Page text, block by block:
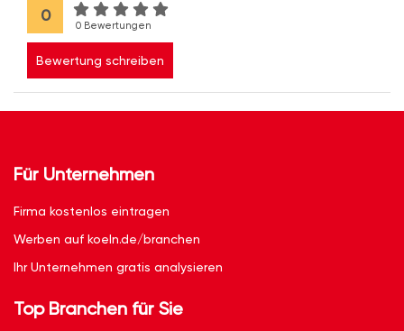
0
0 Bewertungen
Bewertung schreiben
Für Unternehmen
Firma kostenlos eintragen
Werben auf koeln.de/branchen
Ihr Unternehmen gratis analysieren
Top Branchen für Sie